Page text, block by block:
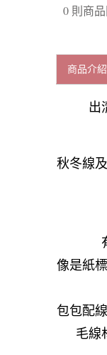
0 則商
商品介紹
出
秋冬線
像是紙
包包配
毛線